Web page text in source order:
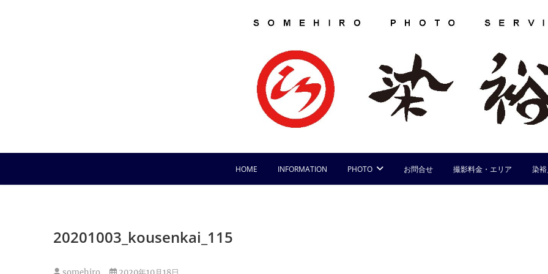
HOME INFORMATION PHOTO お問合せ 撮影料金・エリア 染
20201003_kousenkai_115